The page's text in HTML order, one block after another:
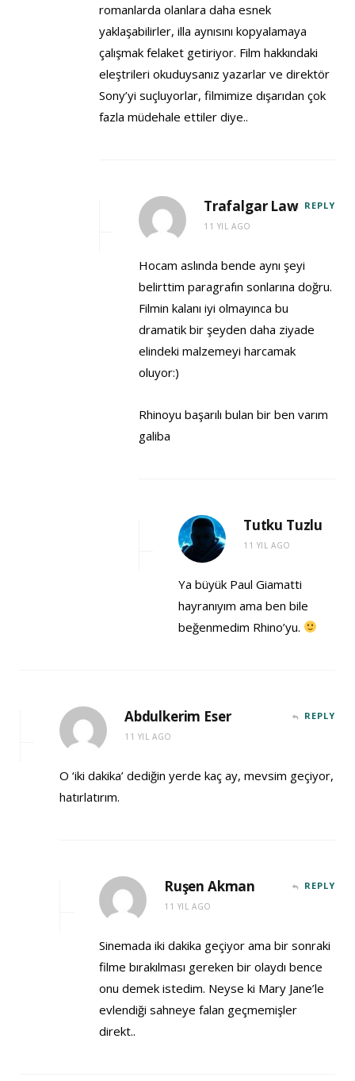
romanlarda olanlara daha esnek
yaklaşabilirler, illa aynısını kopyalamaya
çalışmak felaket getiriyor. Film hakkındaki
eleştrileri okuduysanız yazarlar ve direktör
Sony’yi suçluyorlar, filmimize dışarıdan çok
fazla müdehale ettiler diye..
Trafalgar Law
11 YIL AGO
REPLY
Hocam aslında bende aynı şeyi
belirttim paragrafın sonlarına doğru.
Filmin kalanı iyi olmayınca bu
dramatik bir şeyden daha ziyade
elindeki malzemeyi harcamak
oluyor:)
Rhinoyu başarılı bulan bir ben varım
galiba
Tutku Tuzlu
11 YIL AGO
Ya büyük Paul Giamatti
hayranıyım ama ben bile
beğenmedim Rhino’yu.
Abdulkerim Eser
11 YIL AGO
REPLY
O ‘iki dakika’ dediğin yerde kaç ay, mevsim geçiyor,
hatırlatırım.
Ruşen Akman
11 YIL AGO
REPLY
Sinemada iki dakika geçiyor ama bir sonraki
filme bırakılması gereken bir olaydı bence
onu demek istedim. Neyse ki Mary Jane’le
evlendiği sahneye falan geçmemişler
direkt..